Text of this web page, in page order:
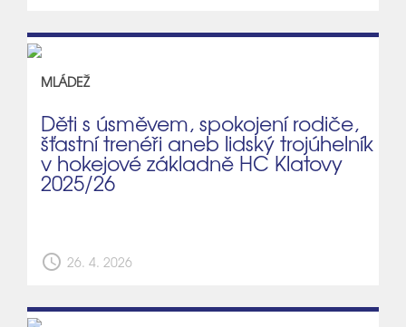
MLÁDEŽ
Děti s úsměvem, spokojení rodiče,
šťastní trenéři aneb lidský trojúhelník
v hokejové základně HC Klatovy
2025/26
schedule 26. 4. 2026